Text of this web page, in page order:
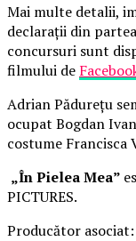
Mai multe detalii,
declarații din
concursuri sunt
filmului de
Adrian Pădurețu
ocupat Bogdan
costume Francisca
„În Pielea Mea”
PICTURES.
Producător asociat: